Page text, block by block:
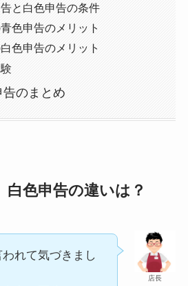
と白色申告の条件
色申告のメリット
色申告のメリット
のまとめ
白色申告の違いは？
店長
れて気づきまし